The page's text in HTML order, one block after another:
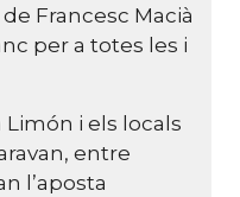
Francesc Macià
per a totes les i
Limón i els locals
entre
l’aposta